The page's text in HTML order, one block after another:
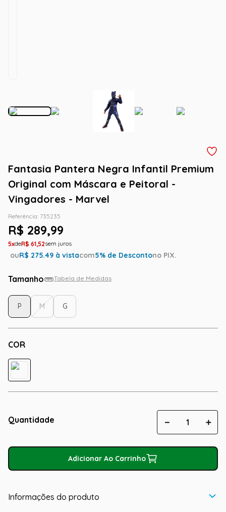
Fantasia Pantera Negra Infantil Premium
Original com Máscara e Peitoral -
Vingadores - Marvel
Referência: 735235
R$ 289,99
5 R$ 61,52
ouR$ 275.49 à vistacom5% de Descontono PIX.
Tamanho Tabela de Medidas
COR
P M G
Quantidade ＋
－
Adicionar Ao Carrinho
Informações do produto